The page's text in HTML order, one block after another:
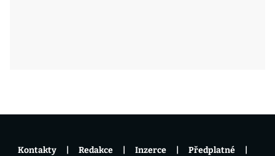
Kontakty Redakce Inzerce Předplatné